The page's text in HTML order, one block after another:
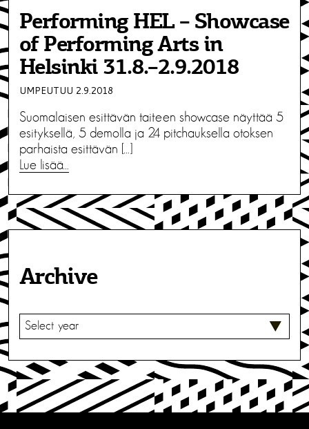
Performing HEL – Showcase
of Performing Arts in
Helsinki 31.8.–2.9.2018
UMPEUTUU 2.9.2018
Suomalaisen esittävän taiteen showcase näyttää 5
esityksellä, 5 demolla ja 24 pitchauksella otoksen
parhaista esittävän […]
Lue lisää…
Archive
V
I
T
S
E